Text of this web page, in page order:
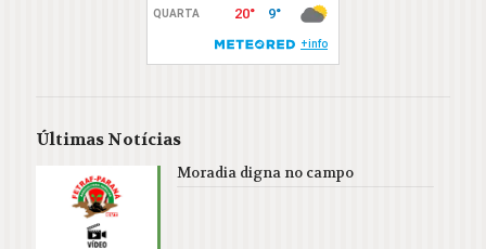
Últimas Notícias
Moradia digna no campo